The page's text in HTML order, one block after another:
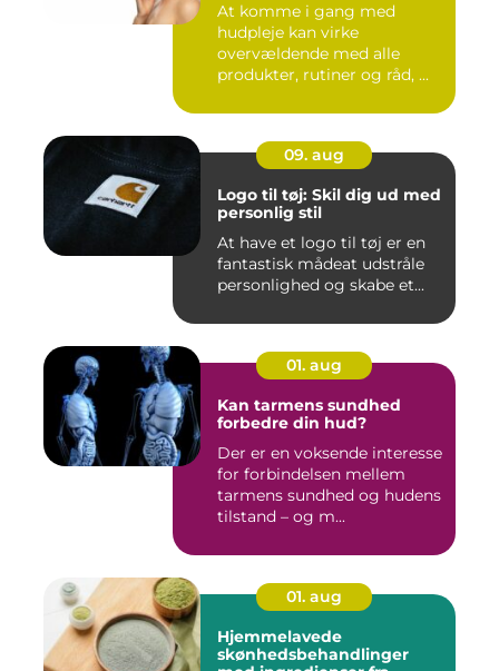
At komme i gang med
hudpleje kan virke
overvældende med alle
produkter, rutiner og råd, ...
09. aug
Logo til tøj: Skil dig ud med
personlig stil
At have et logo til tøj er en
fantastisk mådeat udstråle
personlighed og skabe et...
01. aug
Kan tarmens sundhed
forbedre din hud?
Der er en voksende interesse
for forbindelsen mellem
tarmens sundhed og hudens
tilstand – og m...
01. aug
Hjemmelavede
skønhedsbehandlinger